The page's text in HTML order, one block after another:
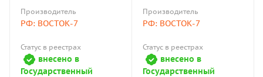
Производитель
РФ: ВОСТОК-7
Статус в реестрах
внесено в
Государственный
Производитель
РФ: ВОСТОК-7
Статус в реестрах
внесено в
Государственный